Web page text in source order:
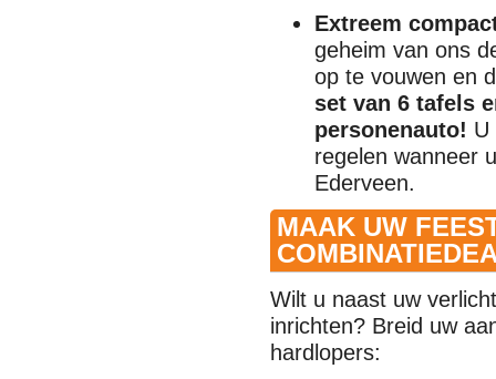
Extreem
geheim van ons
op te vouwen en
set van 6 tafels
personenauto! U
regelen wanneer
Ederveen.
MAAK UW
Wilt u naast uw
inrichten? Breid uw
hardlopers: